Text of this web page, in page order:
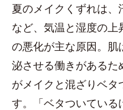
夏のメイクくずれは
など、気温と湿度の
の悪化が主な原因。肌
泌させる働きがあるた
がメイクと混ざりベタ
す。「ベタついている